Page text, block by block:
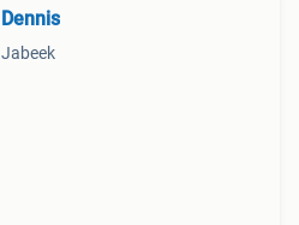
Dennis
Jabeek